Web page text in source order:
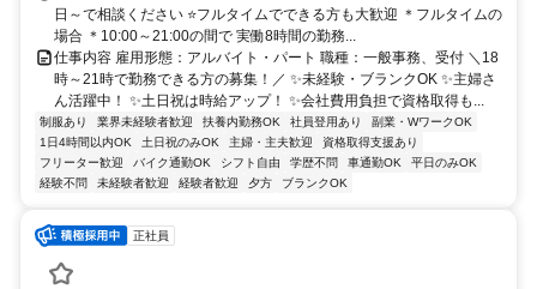
日～で相談ください ⭐フルタイムでできる方も大歓迎 ＊フルタイムの
場合 ＊10:00～21:00の間で 実働8時間の勤務...
仕事内容 雇用形態：アルバイト・パート 職種：一般事務、受付 ＼18
時～21時で勤務できる方の募集！／ ✨未経験・ブランクOK ✨主婦さ
ん活躍中！ ✨土日祝は時給アップ！ ✨会社費用負担で資格取得も...
制服あり 業界未経験者歓迎 扶養内勤務OK 社員登用あり
副業・WワークOK
1日4時間以内OK
土日祝のみOK 主婦・主夫歓迎
資格取得支援あり
フリーター歓迎
バイク通勤OK シフト自由 学歴不問 車通勤OK
平日のみOK
経験不問
未経験者歓迎 経験者歓迎 夕方 ブランクOK
正社員